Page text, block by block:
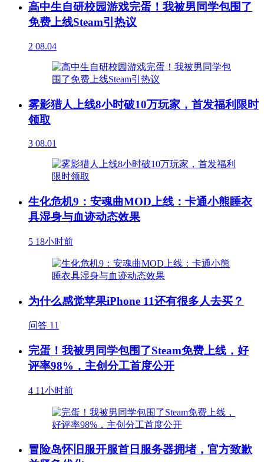
高中生自研校园游戏完蛋！我被男同学包围了
免费上线Steam引热议
2 08.04
雾影猎人上线8小时破10万玩家，首发福利限时
领取
3 08.01
生化危机9：安魂曲MOD上线：卡通小熊睡衣
具湿身与血迹动态效果
5 18小时前
为什么感觉苹果iPhone 11还有很多人去买？
问答 11
完蛋！我被男同学包围了Steam免费上线，好
评率98%，主创分工首度公开
4 11小时前
冒险岛怀旧服开服首日服务器拥堵，官方致歉